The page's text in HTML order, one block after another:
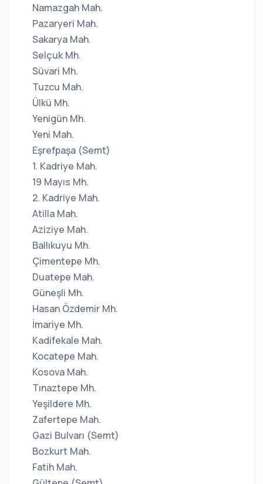
Namazgah Mah.
Pazaryeri Mah.
Sakarya Mah.
Selçuk Mh.
Süvari Mh.
Tuzcu Mah.
Ülkü Mh.
Yenigün Mh.
Yeni Mah.
Eşrefpaşa (Semt)
1. Kadriye Mah.
19 Mayıs Mh.
2. Kadriye Mah.
Atilla Mah.
Aziziye Mah.
Ballıkuyu Mh.
Çimentepe Mh.
Duatepe Mah.
Güneşli Mh.
Hasan Özdemir Mh.
İmariye Mh.
Kadifekale Mah.
Kocatepe Mah.
Kosova Mah.
Tınaztepe Mh.
Yeşildere Mh.
Zafertepe Mah.
Gazi Bulvarı (Semt)
Bozkurt Mah.
Fatih Mah.